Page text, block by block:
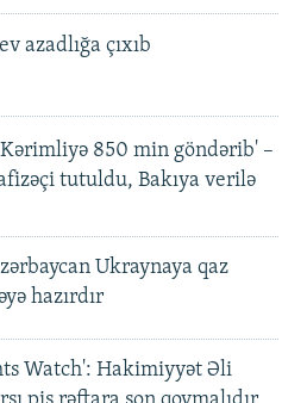
azadlığa çıxıb
850 min göndərib' –
tutuldu, Bakıya verilə
Ukraynaya qaz
hazırdır
Watch': Hakimiyyət Əli